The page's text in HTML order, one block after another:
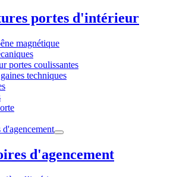
portes d'intérieur
magnétique
portes coulissantes
techniques
d'agencement
d'agencement